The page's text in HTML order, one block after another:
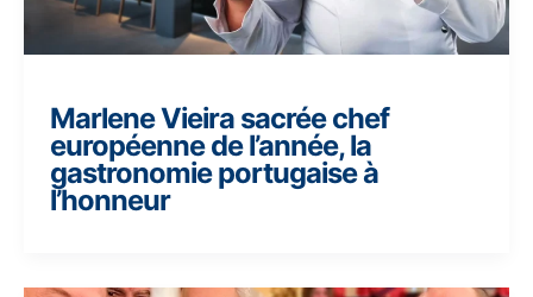
Marlene Vieira sacrée chef
européenne de l’année, la
gastronomie portugaise à
l’honneur